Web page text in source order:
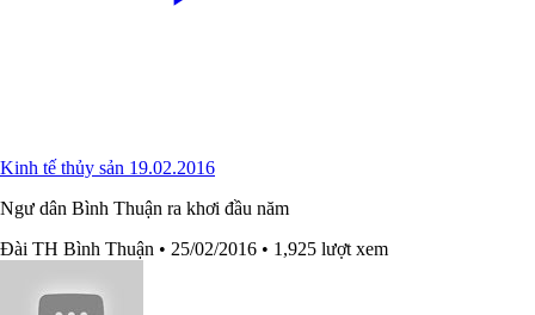
Kinh tế thủy sản 19.02.2016
Ngư dân Bình Thuận ra khơi đầu năm
Đài TH Bình Thuận • 25/02/2016 • 1,925 lượt xem